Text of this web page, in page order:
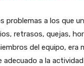
problemas a los que
retrasos, quejas,
del equipo, era
adecuado a la